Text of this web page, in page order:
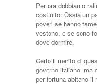
Per ora dobbiamo
costruito: Ossia un
poveri se hanno
vestono, e se sono
dove dormire.
Certo il merito di
governo italiano, ma
per fortuna abitano il